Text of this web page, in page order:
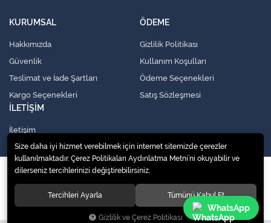
WhatsApp
KURUMSAL
Hakkımızda
Güvenlik
Teslimat ve İade Şartları
Kargo Seçenekleri
ÖDEME
Gizlilik Politikası
Kullanım Koşulları
Ödeme Seçenekleri
Satış Sözleşmesi
İLETİŞİM
İletişim
© 2020Küresel Soğutma Sistemleri Yedek Parça San. Ve Tic. Ltd. Şti.
Size daha iyi hizmet verebilmek için internet sitemizde çerezler
kullanılmaktadır. Çerez Politikaları Aydınlatma Metni’ni okuyabilir ve
dilerseniz tercihlerinizi değiştirebilirsiniz.
Tercihleri Ayarla Tümünü Kabul Et
Gizlilik ve Çerez Politikası